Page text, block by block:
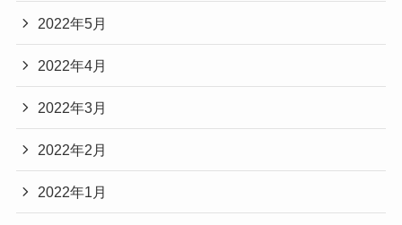
2022年5月
2022年4月
2022年3月
2022年2月
2022年1月